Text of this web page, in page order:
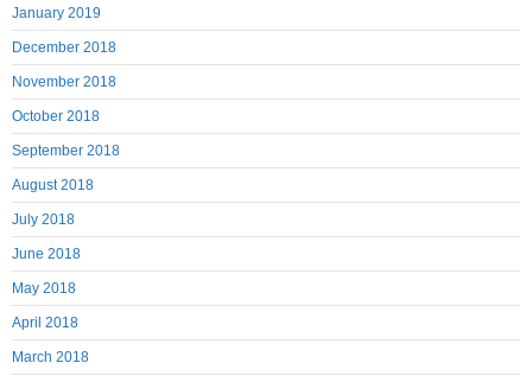
January 2019
December 2018
November 2018
October 2018
September 2018
August 2018
July 2018
June 2018
May 2018
April 2018
March 2018